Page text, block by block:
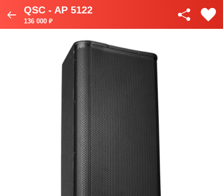
QSC - AP 5122
136 000 ₽